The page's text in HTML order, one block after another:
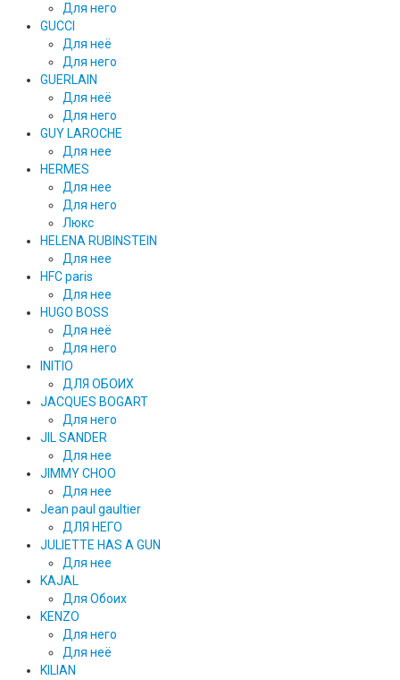
Для него
GUCCI
Для неё
Для него
GUERLAIN
Для неё
Для него
GUY LAROCHE
Для нее
HERMES
Для нее
Для него
Люкс
HELENA RUBINSTEIN
Для нее
HFC paris
Для нее
HUGO BOSS
Для неё
Для него
INITIO
ДЛЯ ОБОИХ
JACQUES BOGART
Для него
JIL SANDER
Для нее
JIMMY CHOO
Для нее
Jean paul gaultier
ДЛЯ НЕГО
JULIETTE HAS A GUN
Для нее
KAJAL
Для Обоих
KENZO
Для него
Для неё
KILIAN